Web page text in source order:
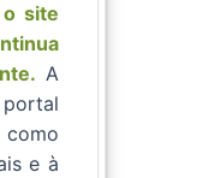
o site
A
como
e à